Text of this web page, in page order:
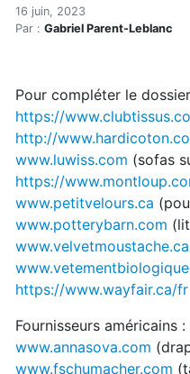
Accueil
Articles
Textiles écolos (mis
Textiles
16 juin, 2023
Par : Gabriel Parent-Leblanc
Pour compléter le
https://
http://
www.luwiss.com (sofas
https://
www.petitvelours.ca
www.potterybarn.com
www.velvetmoustache.ca
https://www.wayfair.ca/fr
Fournisseurs américains :
www.annasova.com
www.fschumacher.com